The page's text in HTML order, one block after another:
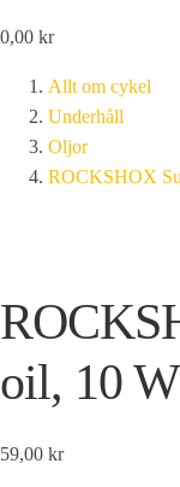
0,00 kr
Allt om cykel
Underhåll
Oljor
ROCKSHOX
oil, 10
59,00 kr